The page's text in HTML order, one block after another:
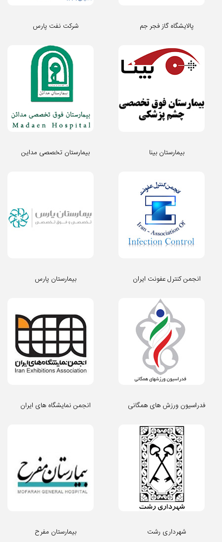
شرکت نفت پارس پالایشگاه گاز فجر جم
بیمارستان تخصصی مداین بیمارستان بینا
بیمارستان پارس انجمن کنترل عفونت ایران
انجمن نمایشگاه های ایران فدراسیون ورزش های همگانی
بیمارستان مفرح شهرداری رشت